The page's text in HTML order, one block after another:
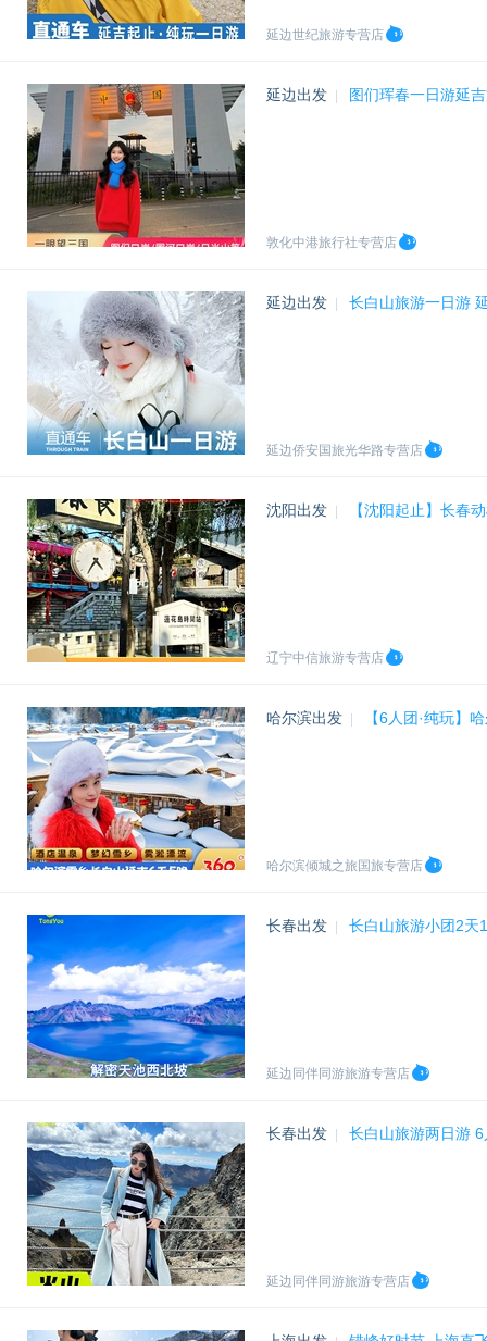
延边世纪旅游专营店
延边出发 图们珲春一日游延
敦化中港旅行社专营店
延边出发 长白山旅游一日游
延边侨安国旅光华路专营店
沈阳出发 【沈阳起止】长春
辽宁中信旅游专营店
哈尔滨出发 【6人团·纯玩】
哈尔滨倾城之旅国旅专营店
长春出发 长白山旅游小团2天
延边同伴同游旅游专营店
长春出发 长白山旅游两日游
延边同伴同游旅游专营店